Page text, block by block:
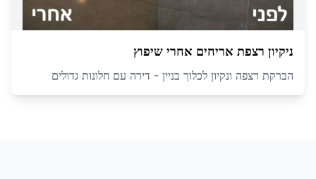
ניקיון רצפת אריחים אחרי שיפוץ
הברקת רצפה ונקיון לכלוך בניין - דירה עם חלונות גדולים